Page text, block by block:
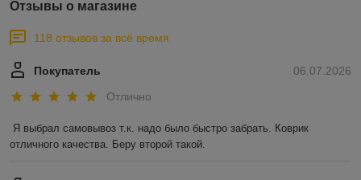
Отзывы о магазине
118 отзывов за всё время
06.07.2026
Покупатель
Отлично
Я выбрал самовывоз т.к. надо было быстро забрать. Коврик
отличного качества. Беру второй такой.